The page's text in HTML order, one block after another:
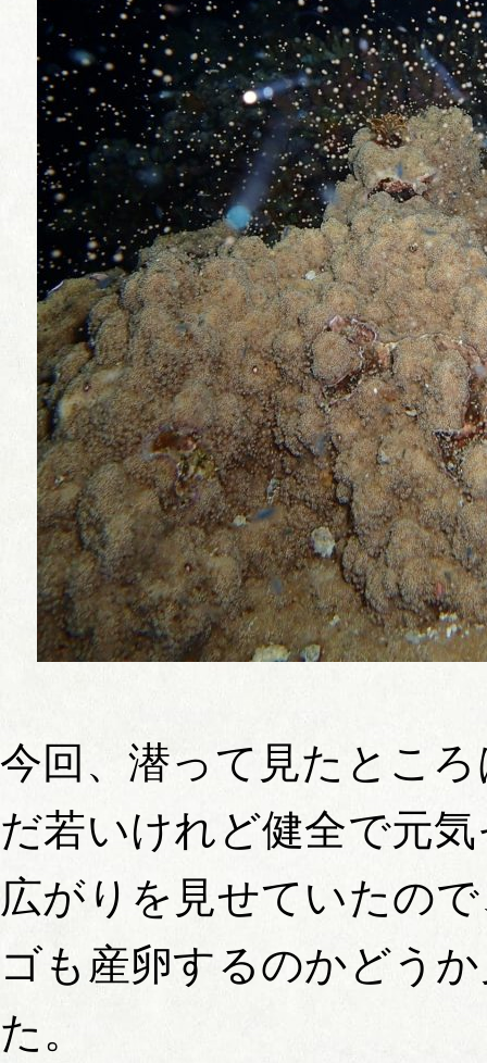
今回、潜って見たとこ
だ若いけれど健全で元
広がりを見せていたの
ゴも産卵するのかどう
た。